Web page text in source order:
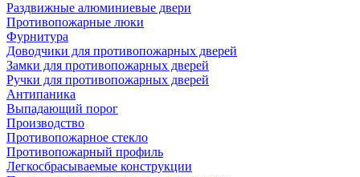
Раздвижные алюминиевые двери
Противопожарные люки
Фурнитура
Доводчики для противопожарных дверей
Замки для противопожарных дверей
Ручки для противопожарных дверей
Антипаника
Выпадающий порог
Производство
Противопожарное стекло
Противопожарный профиль
Легкосбрасываемые конструкции